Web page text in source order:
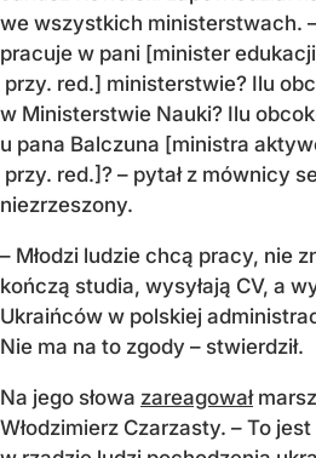
we wszystkich ministerstwach.
pracuje w pani [minister
przy. red.] ministerstwie? Ilu
w Ministerstwie Nauki? Ilu
u pana Balczuna [ministra
przy. red.]? – pytał z mównicy
niezrzeszony.
– Młodzi ludzie chcą pracy, nie
kończą studia, wysyłają CV, a
Ukraińców w polskiej
Nie ma na to zgody – stwierdził.
Na jego słowa zareagował
Włodzimierz Czarzasty. – To